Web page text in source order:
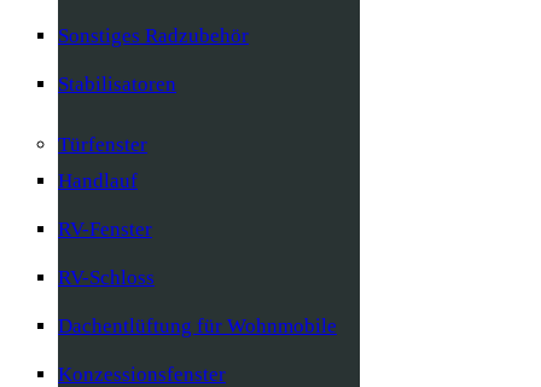
Sonstiges Radzubehör
Stabilisatoren
Türfenster
Handlauf
RV-Fenster
RV-Schloss
Dachentlüftung für Wohnmobile
Konzessionsfenster